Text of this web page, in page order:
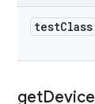
testClass
getDevice